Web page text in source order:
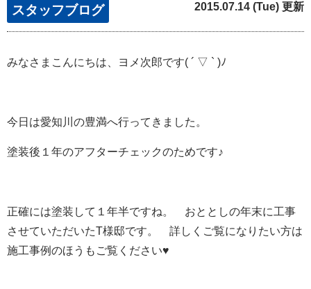
スタッフブログ 2015.07.14 (Tue) 更新
みなさまこんにちは、ヨメ次郎です( ´ ▽ ` )ﾉ
今日は愛知川の豊満へ行ってきました。
塗装後１年のアフターチェックのためです♪
正確には塗装して１年半ですね。 おととしの年末に工事
させていただいたT様邸です。 詳しくご覧になりたい方は
施工事例のほうもご覧ください♥